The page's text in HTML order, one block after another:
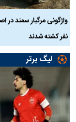
نفر کشته شدند
لیگ برتر